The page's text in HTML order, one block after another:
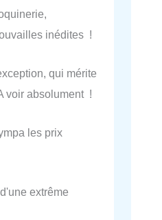
inédites !
qui mérite
voir absolument !
les prix
extrême